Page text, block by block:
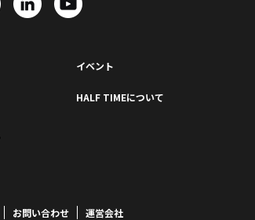
イベント
HALF TIMEについて
お問い合わせ 運営会社